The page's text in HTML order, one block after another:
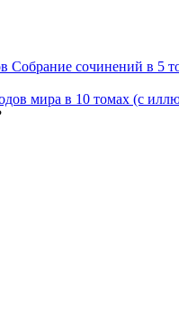
Собрание сочинений в 5